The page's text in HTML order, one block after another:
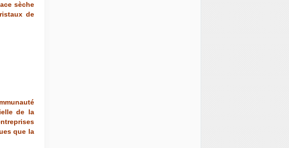
sèche
de
de la
que la